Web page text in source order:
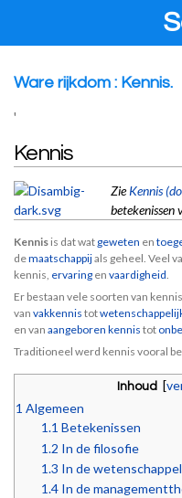
de
Ware rijkdom : Kennis.
'
Kennis
ZieKennis
betekenissen
Kennis is dat wat geweten en
demaatschappijals geheel. Veel
kennis, ervaring en vaardigheid.
Er bestaan vele soorten van
van vakkennis tot
en van aangeboren kennis tot
Traditioneel werd kennis vooral
Inhoud [
1 Algemeen
1.1 Betekenissen
1.2 In de filosofie
1.3 In de
1.4 In de